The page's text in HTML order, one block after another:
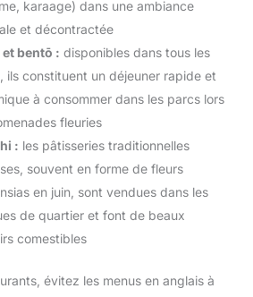
karaage) dans une ambiance
et décontractée
bentō : disponibles dans tous les
ils constituent un déjeuner rapide et
à consommer dans les parcs lors
fleuries
: les pâtisseries traditionnelles
souvent en forme de fleurs
en juin, sont vendues dans les
de quartier et font de beaux
comestibles
évitez les menus en anglais à